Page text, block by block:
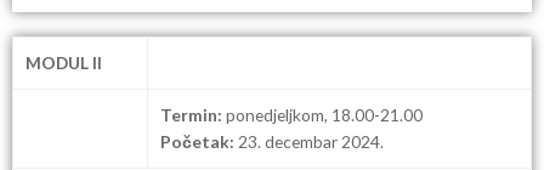
MODUL II
Termin: ponedjeljkom, 18.00-21.00
Početak: 23. decembar 2024.